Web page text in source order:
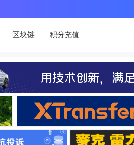
区块链 积分充值